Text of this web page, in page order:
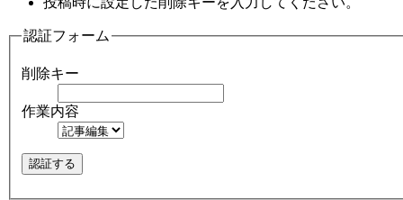
認証フォーム
削除キー
作業内容